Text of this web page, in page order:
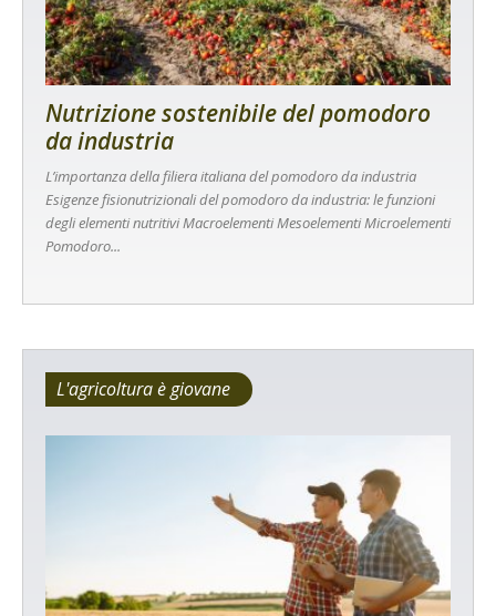
Nutrizione sostenibile del pomodoro
da industria
L’importanza della filiera italiana del pomodoro da industria
Esigenze fisionutrizionali del pomodoro da industria: le funzioni
degli elementi nutritivi Macroelementi Mesoelementi Microelementi
Pomodoro...
L'agricoltura è giovane